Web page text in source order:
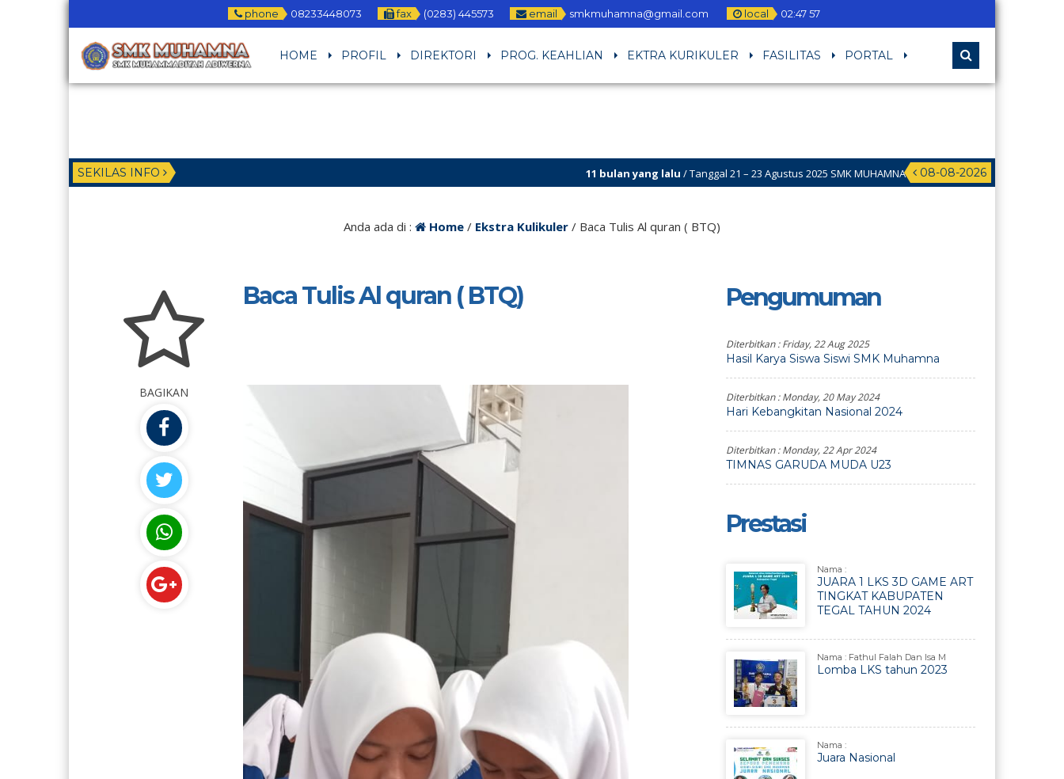
phone 08233448073 fax (0283) 445573 email smkmuhamna@gmail.com local 02:47 58
HOME PROFIL DIREKTORI PROG. KEAHLIAN EKTRA KURIKULER FASILITAS PORTAL
SEKILAS INFO 08-08-2026
11 bulan yang lalu/ Tanggal 21 – 23 Agustus 2025 SMK MUHAMNA Memperingat HUT RI ke 80 dengan
Anda ada di : Home / Ekstra Kulikuler / Baca Tulis Al quran ( BTQ)
Baca Tulis Al quran ( BTQ)
BAGIKAN
Pengumuman
Diterbitkan :Friday, 22 Aug 2025
Hasil Karya Siswa Siswi SMK Muhamna
Diterbitkan :Monday, 20 May 2024
Hari Kebangkitan Nasional 2024
Diterbitkan :Monday, 22 Apr 2024
TIMNAS GARUDA MUDA U23
Prestasi
Nama :
JUARA 1 LKS 3D GAME ART
TINGKAT KABUPATEN
TEGAL TAHUN 2024
Nama : Fathul Falah Dan Isa M
Lomba LKS tahun 2023
Nama :
Juara Nasional